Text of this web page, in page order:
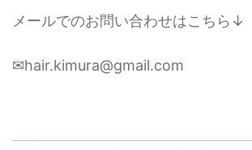
メールでのお問い合わせはこちら↓
✉︎hair.kimura@gmail.com